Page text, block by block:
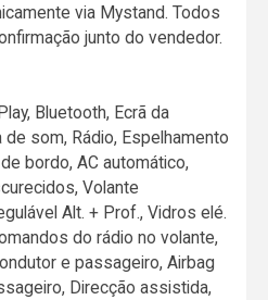
via Mystand. Todos
junto do vendedor.
Bluetooth, Ecrã da
som, Rádio, Espelhamento
bordo, AC automático,
Volante
Alt. + Prof., Vidros elé.
do rádio no volante,
e passageiro, Airbag
Direcção assistida,